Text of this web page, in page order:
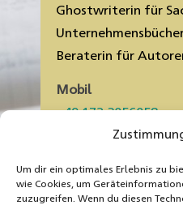
Um dir ein optimales Erlebnis zu
wie Cookies, um
zuzugreifen. Wenn du diesen
Ghostwriterin für
Beraterin für
Mobil